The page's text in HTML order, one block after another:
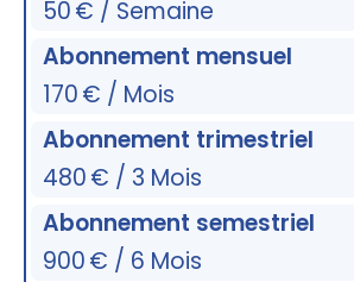
50 € / Semaine
Abonnement mensuel
170 € / Mois
Abonnement trimestriel
480 € / 3 Mois
Abonnement semestriel
900 € / 6 Mois